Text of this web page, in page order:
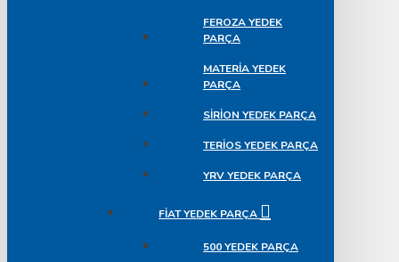
FEROZA YEDEK
PARÇA
MATERIA YEDEK
PARÇA
SIRION YEDEK PARÇA
TERIOS YEDEK PARÇA
YRV YEDEK PARÇA
FIAT YEDEK PARÇA
500 YEDEK PARÇA